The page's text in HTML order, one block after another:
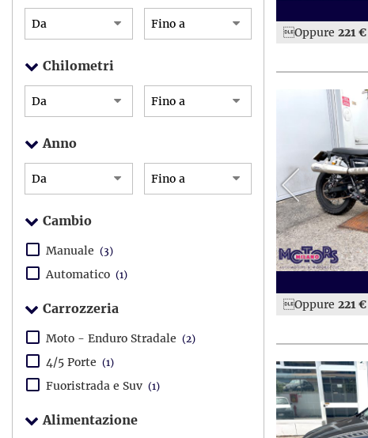
Chilometri
Anno
Cambio
Manuale (3)
Automatico (1)
Carrozzeria
Moto - Enduro Stradale (2)
4/5 Porte (1)
Fuoristrada e Suv (1)
Alimentazione
Oppure 221 €
Oppure 221 €